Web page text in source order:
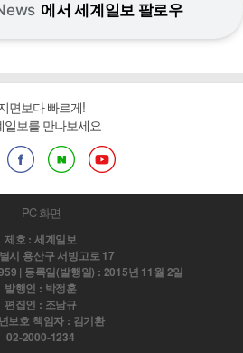
에서 세계일보 팔로우
면보다 빠르게!
일보를 만나보세요
PC 화면
제호 : 세계일보
시 용산구 서빙고로 17
| 등록일(발행일) : 2015년 11월 2일
발행인 : 박정훈
편집인 : 조남규
보호 책임자 : 김기환
02-2000-1234